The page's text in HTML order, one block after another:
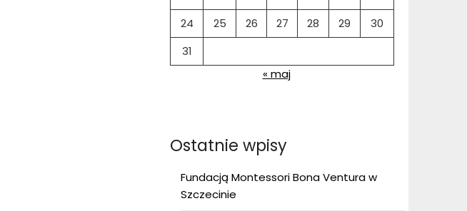
24
25 26 27 28 29
30
31
« maj
Ostatnie wpisy
Fundacją Montessori Bona Ventura w
Szczecinie